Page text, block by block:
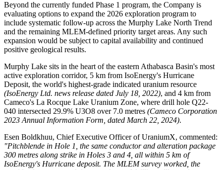
Beyond the currently funded Phase 1 program, the Company is
evaluating options to expand the 2026 exploration program to
include systematic follow-up across the Murphy Lake North Trend
and the remaining MLEM-defined priority target areas. Any such
expansion would be subject to capital availability and continued
positive geological results.
Murphy Lake sits in the heart of the eastern Athabasca Basin's most
active exploration corridor, 5 km from IsoEnergy's Hurricane
Deposit, the world's highest-grade indicated uranium resource
(IsoEnergy Ltd. news release dated July 18, 2022), and 4 km from
Cameco's La Rocque Lake Uranium Zone, where drill hole Q22-
040 intersected 29.9% U3O8 over 7.0 metres (Cameco Corporation
2023 Annual Information Form, dated March 22, 2024).
Esen Boldkhuu, Chief Executive Officer of UraniumX, commented:
"Pitchblende in Hole 1, the same conductor and alteration package
300 metres along strike in Holes 3 and 4, all within 5 km of
IsoEnergy's Hurricane deposit. The MLEM survey worked, the